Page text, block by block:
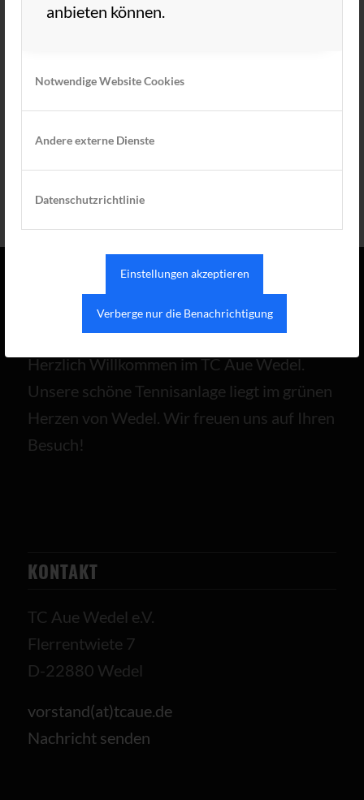
anbieten können.
Notwendige Website Cookies
Andere externe Dienste
Datenschutzrichtlinie
Einstellungen akzeptieren
Verberge nur die Benachrichtigung
10. FEBRUAR 2020
/
EINTRAG TEILEN
TC AUE WEDEL
Herzlich Willkommen im TC Aue Wedel.
Unsere schöne Tennisanlage liegt im grünen
Herzen von Wedel. Wir freuen uns auf Ihren
Besuch!
KONTAKT
TC Aue Wedel e.V.
Flerrentwiete 7
D-22880 Wedel
vorstand(at)tcaue.de
Nachricht senden